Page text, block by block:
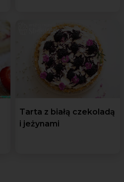
Tarta z białą czekoladą
i jeżynami